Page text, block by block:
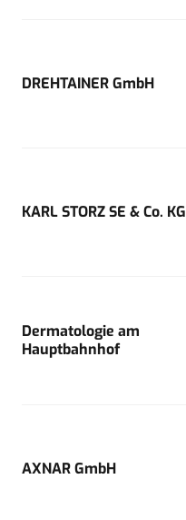
DREHTAINER GmbH
KARL STORZ SE & Co. KG
Dermatologie am
Hauptbahnhof
AXNAR GmbH